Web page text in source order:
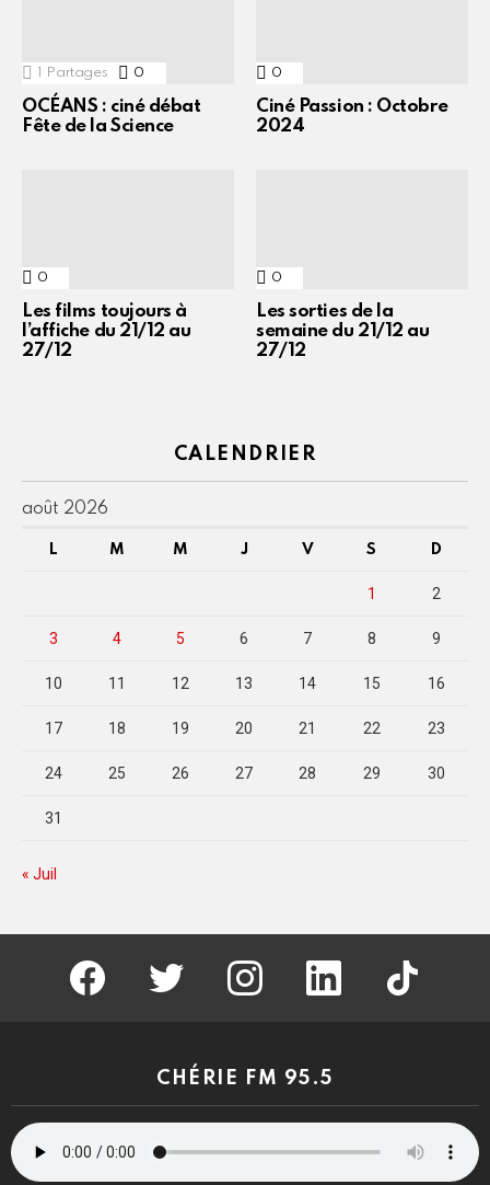
1 Partages 0
OCÉANS : ciné débat
Fête de la Science
0
Ciné Passion : Octobre
2024
0
Les films toujours à
l’affiche du 21/12 au
27/12
0
Les sorties de la
semaine du 21/12 au
27/12
CALENDRIER
août 2026
L M M J V S D
1 2
3 4 5 6 7 8 9
10 11 12 13 14 15 16
17 18 19 20 21 22 23
24 25 26 27 28 29 30
31
« Juil
facebook twitter instagram linkedin tiktok
CHÉRIE FM 95.5